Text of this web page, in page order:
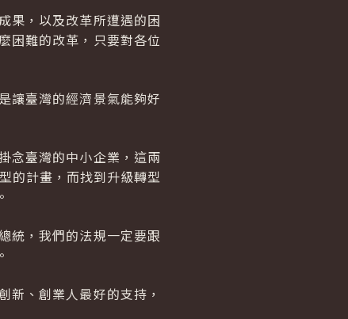
果，以及改革所遭遇的困
困難的改革，只要對各位
讓臺灣的經濟景氣能夠好
念臺灣的中小企業，這兩
的計畫，而找到升級轉型
統，我們的法規一定要跟
新、創業人最好的支持，